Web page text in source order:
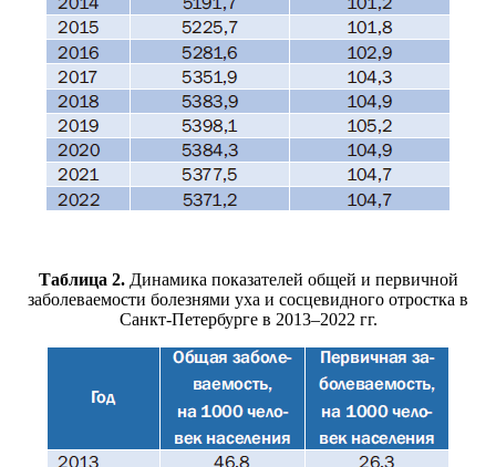
Таблица 2. Динамика показателей общей и первичной
заболеваемости болезнями уха и сосцевидного отростка в
Санкт-Петербурге в 2013–2022 гг.